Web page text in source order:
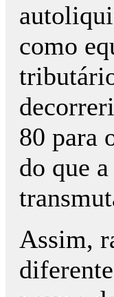
como
80 para
do que
Assim,